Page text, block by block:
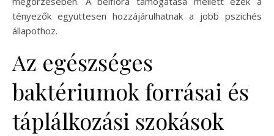
tényezők együttesen hozzájárulhatnak a jobb pszichés
állapothoz.
Az egészséges
baktériumok forrásai és
táplálkozási szokások